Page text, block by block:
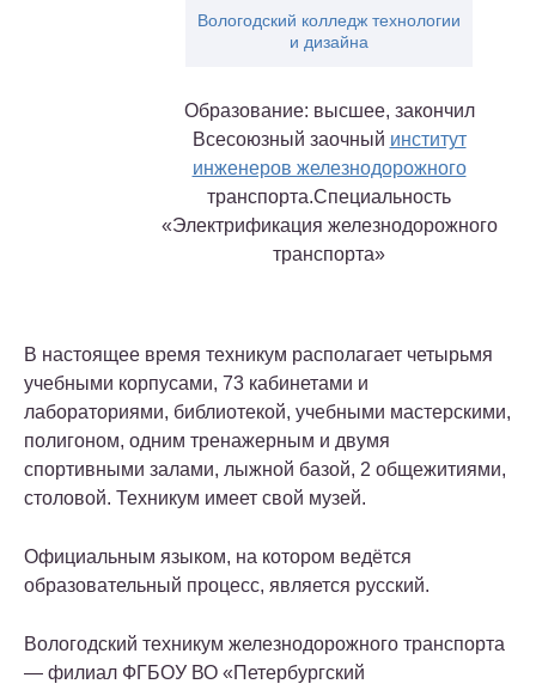
Вологодский колледж технологии
и дизайна
Образование: высшее, закончил
Всесоюзный заочный институт
инженеров железнодорожного
транспорта.Специальность
«Электрификация железнодорожного
транспорта»
В настоящее время техникум располагает четырьмя
учебными корпусами, 73 кабинетами и
лабораториями, библиотекой, учебными мастерскими,
полигоном, одним тренажерным и двумя
спортивными залами, лыжной базой, 2 общежитиями,
столовой. Техникум имеет свой музей.
Официальным языком, на котором ведётся
образовательный процесс, является русский.
Вологодский техникум железнодорожного транспорта
— филиал ФГБОУ ВО «Петербургский